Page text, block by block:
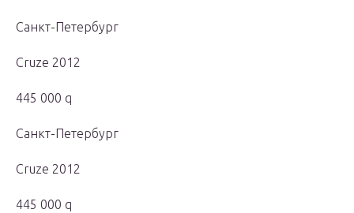
Санкт-Петербург
Cruze 2012
445 000 q
Санкт-Петербург
Cruze 2012
445 000 q